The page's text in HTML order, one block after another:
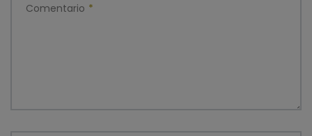
Comentario *